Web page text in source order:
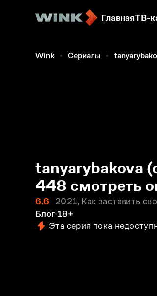
ГлавнаяТВ-
Wink Сериалы
tanyarybakova
448 смотреть
6.6
2021, Как заставить
Блог 18+
Эта серия пока